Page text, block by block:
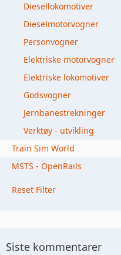
Diesellokomotiver
Dieselmotorvogner
Personvogner
Elektriske motorvogner
Elektriske lokomotiver
Godsvogner
Jernbanestrekninger
Verktøy - utvikling
Train Sim World
MSTS - OpenRails
Reset Filter
Siste kommentarer